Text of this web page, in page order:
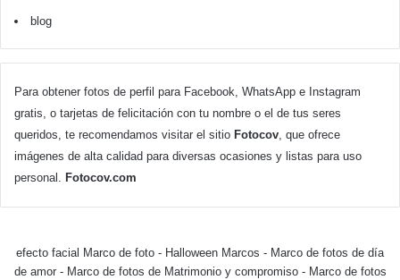
blog
Para obtener fotos de perfil para Facebook, WhatsApp e Instagram
gratis, o tarjetas de felicitación con tu nombre o el de tus seres
queridos, te recomendamos visitar el sitio Fotocov, que ofrece
imágenes de alta calidad para diversas ocasiones y listas para uso
personal. Fotocov.com
efecto facial Marco de foto - Halloween Marcos - Marco de fotos de día
de amor- Marco de fotos de Matrimonio y compromiso- Marco de fotos